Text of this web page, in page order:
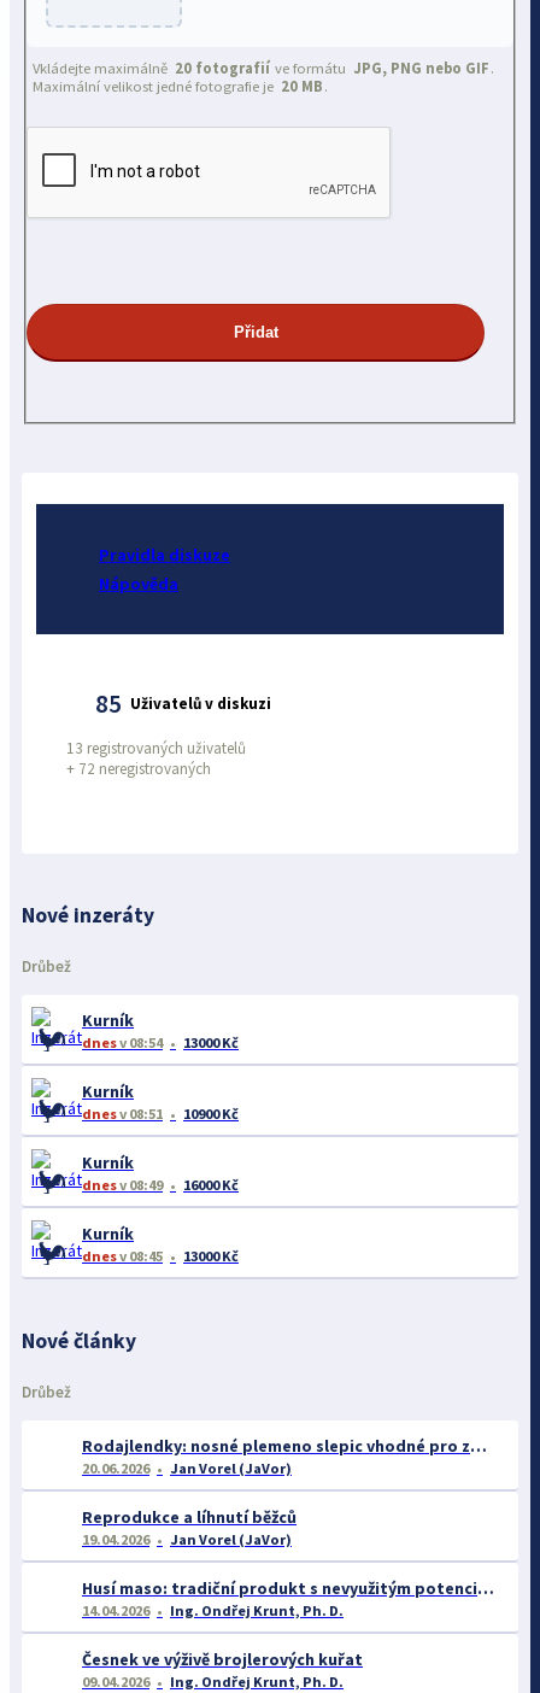
Vkládejte maximálně 20 fotografií ve formátu JPG, PNG nebo GIF .
Maximální velikost jedné fotografie je 20 MB .
Pravidla diskuze
Nápověda
85 Uživatelů v diskuzi
13 registrovaných uživatelů
+ 72 neregistrovaných
Nové inzeráty
Drůbež
Kurník
dnesv 08:54 13000 Kč
Kurník
dnesv 08:51 10900 Kč
Kurník
dnesv 08:49 16000 Kč
Kurník
dnesv 08:45 13000 Kč
Nové články
Drůbež
Rodajlendky: nosné plemeno slepic vhodné pro začátečníky
20.06.2026 Jan Vorel (JaVor)
Reprodukce a líhnutí běžců
19.04.2026 Jan Vorel (JaVor)
Husí maso: tradiční produkt s nevyužitým potenciálem
14.04.2026 Ing. Ondřej Krunt, Ph. D.
Česnek ve výživě brojlerových kuřat
09.04.2026 Ing. Ondřej Krunt, Ph. D.